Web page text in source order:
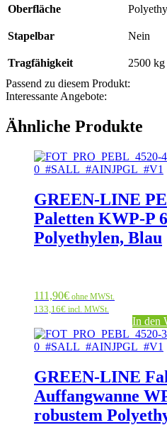
Oberfläche
Stapelbar Nein
Tragfähigkeit
2500 kg
Passend zu diesem Produkt:
Interessante Angebote:
Ähnliche Produkte
GREEN-LINE
Paletten KWP-P
Polyethylen, Blau
111,90€ ohne MWSt.
133,16€ incl. MWSt.
In den
GREEN-LINE
Auffangwanne
robustem